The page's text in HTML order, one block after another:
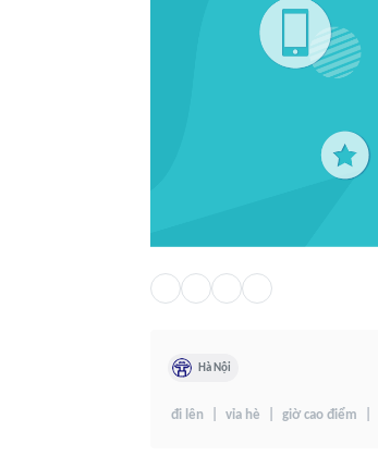
Hà Nội
đi lên vỉa hè giờ cao điểm